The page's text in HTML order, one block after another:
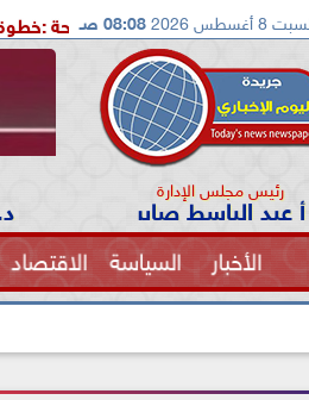
8 أغسطس 2026 08:08 صـ
شيحة :خطوة عملية نحو
رئيس مجلس الإدارة
أ عبد الباسط صابر
الأخبار السياسة الاقتصاد
الفنون